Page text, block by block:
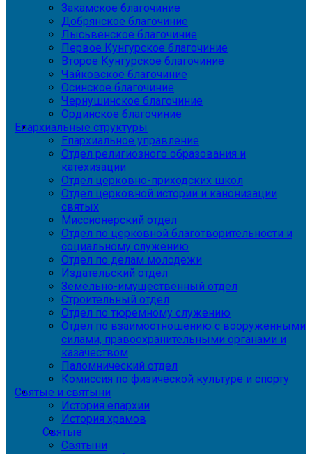
Закамское благочиние
Добрянское благочиние
Лысьвенское благочиние
Первое Кунгурское благочиние
Второе Кунгурское благочиние
Чайковское благочиние
Осинское благочиние
Чернушинское благочиние
Ординское благочиние
Епархиальные структуры
Епархиальное управление
Отдел религиозного образования и
катехизации
Отдел церковно-приходских школ
Отдел церковной истории и канонизации
святых
Миссионерский отдел
Отдел по церковной благотворительности и
социальному служению
Отдел по делам молодежи
Издательский отдел
Земельно-имущественный отдел
Строительный отдел
Отдел по тюремному служению
Отдел по взаимоотношению с вооруженными
силами, правоохранительными органами и
казачеством
Паломнический отдел
Комиссия по физической культуре и спорту
Святые и святыни
История епархии
История храмов
Святые
Святыни